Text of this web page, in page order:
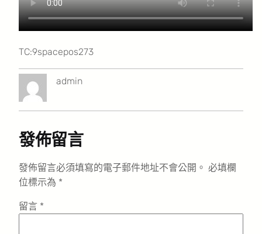
TC:9spacepos273
admin
發佈留言
發佈留言必須填寫的電子郵件地址不會公開。 必填欄
位標示為 *
留言 *